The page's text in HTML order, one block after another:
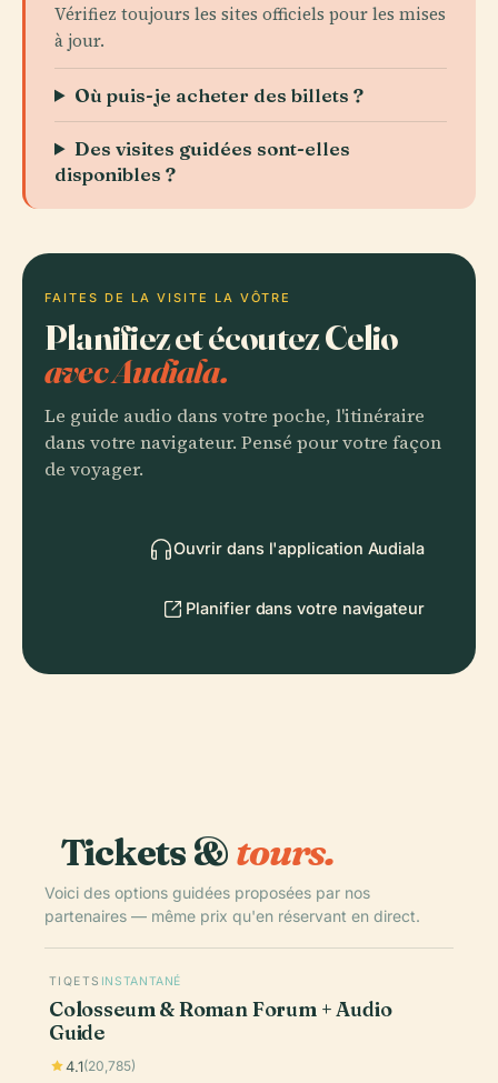
Vérifiez toujours les sites officiels pour les mises
à jour.
Où puis-je acheter des billets ?
Des visites guidées sont-elles
disponibles ?
FAITES DE LA VISITE LA VÔTRE
Planifiez et écoutez Celio
avec Audiala.
Le guide audio dans votre poche, l'itinéraire
dans votre navigateur. Pensé pour votre façon
de voyager.
Ouvrir dans l'application Audiala
Planifier dans votre navigateur
Tickets &tours.
Voici des options guidées proposées par nos
partenaires — même prix qu'en réservant en direct.
TIQETS INSTANTANÉ
Colosseum & Roman Forum + Audio
Guide
4.1(20,785)